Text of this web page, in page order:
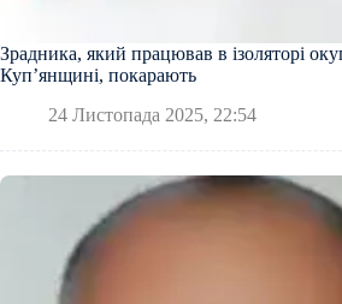
Зрадника, який працював в ізоляторі
Купʼянщині, покарають
24 Листопада 2025, 22:54